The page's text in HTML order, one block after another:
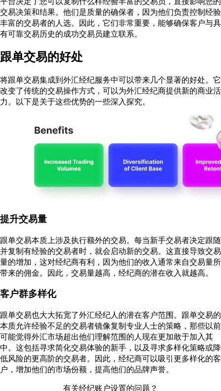
交易决策和结果。他们是质量的确保者，因为他们负责控制经验
丰富的交易者的人选。因此，它们非常重要，能够确保客户与具
有可靠交易历史的成功交易员建立联系。
跟单交易的好处
将跟单交易集成到外汇经纪服务中可以带来几个显著的好处。它
改变了传统的交易操作方式，可以为外汇经纪商提供新的商业活
力。以下是关于这些优势的一些深入探究。
提升交易量
跟单交易本质上涉及执行额外的交易。每当新手交易者决定跟随
并复制有经验的交易者时，就会启动新的交易。这直接导致交易
量的增加，这对经纪商有利，因为他们的收入通常来自交易量所
带来的佣金。因此，交易量越高，经纪商的潜在收入就越高。
客户群多样化
跟单交易也大大拓宽了外汇经纪人的潜在客户范围。跟单交易的
本质允许经验不足的交易者镜像复制专业人士的策略，那些以前
可能觉得外汇市场超出他们理解范围的人现在更加敢于加入其
中。这包括寻求简化交易体验的新手，以及寻求多样化策略或降
低风险的更高阶的交易者。因此，经纪商可以吸引更多样化的客
户，增加他们的市场份额，提高他们的品牌声誉。
有关经纪账户设置的问题？